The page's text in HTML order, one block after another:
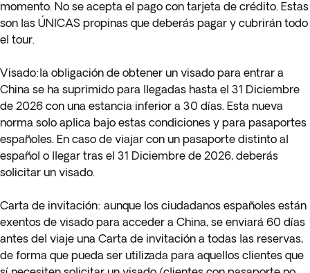
momento. No se acepta el pago con tarjeta de crédito. Estas
son las ÚNICAS propinas que deberás pagar y cubrirán todo
el tour.
Visado:la obligación de obtener un visado para entrar a
China se ha suprimido para llegadas hasta el 31 Diciembre
de 2026 con una estancia inferior a 30 días. Esta nueva
norma solo aplica bajo estas condiciones y para pasaportes
españoles. En caso de viajar con un pasaporte distinto al
español o llegar tras el 31 Diciembre de 2026, deberás
solicitar un visado.
Carta de invitación: aunque los ciudadanos españoles están
exentos de visado para acceder a China, se enviará 60 días
antes del viaje una Carta de invitación a todas las reservas,
de forma que pueda ser utilizada para aquellos clientes que